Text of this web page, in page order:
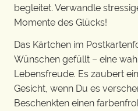
begleitet. Verwandle
Momente des Glücks!
Das Kärtchen im
Wünschen gefüllt – eine
Lebensfreude. Es zaubert
Gesicht, wenn Du es
Beschenkten einen